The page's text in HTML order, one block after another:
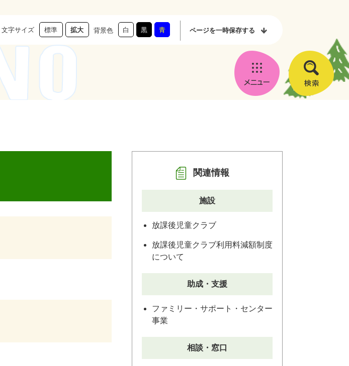
文字サイズ 標準 拡大 背景色 白 黒 青 ページを一時保存する
メ
ニ
検
索
関連情報
施設
放課後児童クラブ
放課後児童クラブ利用料減額制度
について
助成・支援
ファミリー・サポート・センター
事業
相談・窓口